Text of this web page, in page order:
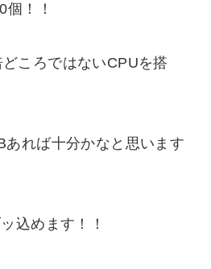
！！
ころではないCPUを搭
あれば十分かなと思います
込めます！！